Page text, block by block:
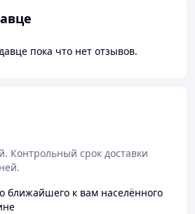
ПВХ 3 мм. Изображение -
не боятся влаги и солнечного
формы, с любым
настенных часов Вы можете
пока что нет отзывов.
Контрольный срок доставки
ближайшего к вам населённого